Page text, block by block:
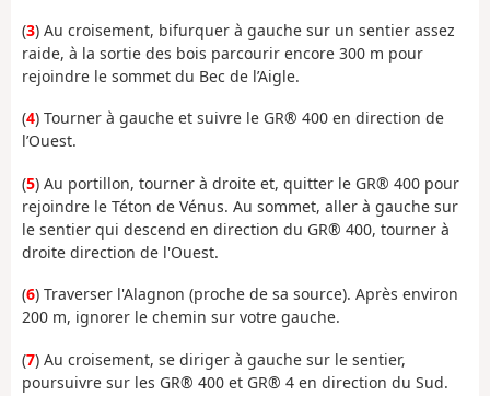
(3) Au croisement, bifurquer à gauche sur un sentier assez
raide, à la sortie des bois parcourir encore 300 m pour
rejoindre le sommet du Bec de l’Aigle.
(4) Tourner à gauche et suivre le GR® 400 en direction de
l’Ouest.
(5) Au portillon, tourner à droite et, quitter le GR® 400 pour
rejoindre le Téton de Vénus. Au sommet, aller à gauche sur
le sentier qui descend en direction du GR® 400, tourner à
droite direction de l'Ouest.
(6) Traverser l'Alagnon (proche de sa source). Après environ
200 m, ignorer le chemin sur votre gauche.
(7) Au croisement, se diriger à gauche sur le sentier,
poursuivre sur les GR® 400 et GR® 4 en direction du Sud.